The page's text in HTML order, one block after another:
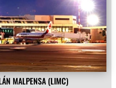
MALPENSA (LIMC)